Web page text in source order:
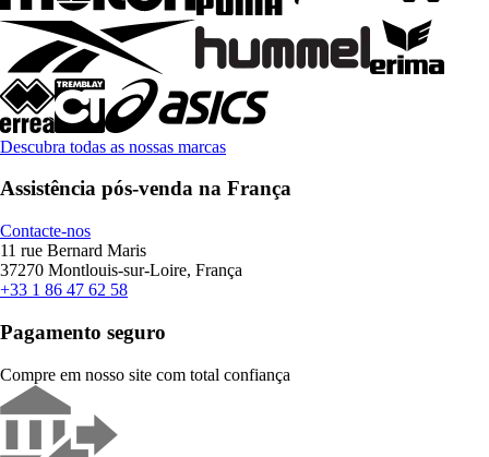
Descubra todas as nossas marcas
Assistência pós-venda na França
Contacte-nos
11 rue Bernard Maris
37270 Montlouis-sur-Loire, França
+33 1 86 47 62 58
Pagamento seguro
Compre em nosso site com total confiança